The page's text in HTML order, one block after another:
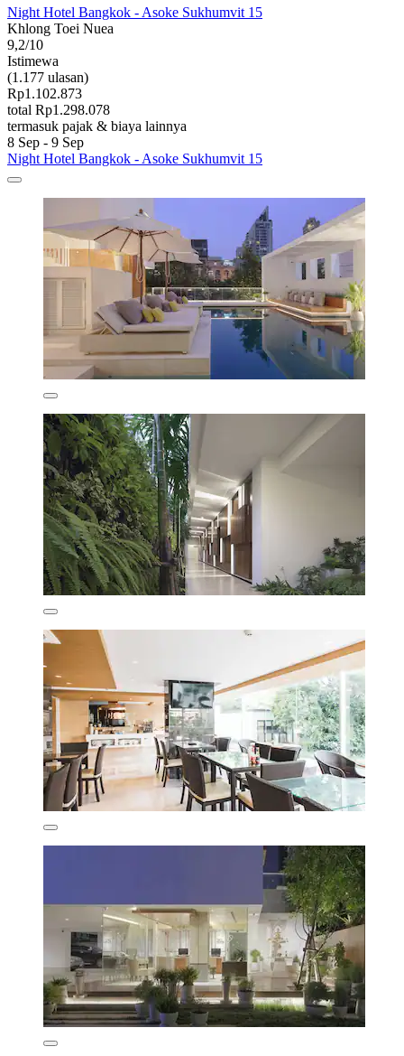
Night Hotel Bangkok - Asoke Sukhumvit 15
Khlong Toei Nuea
9,2/10
Istimewa
(1.177 ulasan)
Rp1.102.873
total Rp1.298.078
termasuk pajak & biaya lainnya
8 Sep - 9 Sep
Night Hotel Bangkok - Asoke Sukhumvit 15